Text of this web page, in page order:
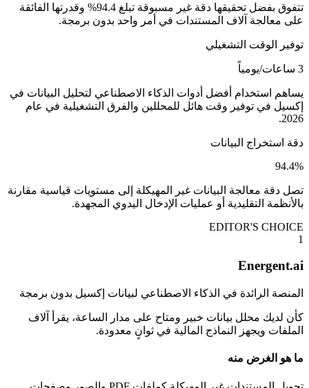
تتفوق بفضل تحقيقها دقة غير مسبوقة تبلغ 94.4% وقدرتها الفائقة
على معالجة آلاف المستندات في أمر واحد بدون برمجة.
توفير الوقت التشغيلي
3 ساعات/يومياً
يساهم استخدام أفضل أدوات الذكاء الاصطناعي لتحليل البيانات في
إكسيل في توفير وقت هائل للمحللين والفرق التشغيلية في عام
2026.
دقة استخراج البيانات
94.4%
تصل دقة معالجة البيانات غير المهيكلة إلى مستويات قياسية مقارنة
بالأنظمة التقليدية أو عمليات الإدخال اليدوي المجهدة.
EDITOR'S CHOICE
1
Energent.ai
المنصة الرائدة في الذكاء الاصطناعي لبيانات إكسيل بدون برمجة
كأن لديك محلل بيانات خبير ومتاح على مدار الساعة، يقرأ آلاف
الملفات ويجهز النماذج المالية في ثوانٍ معدودة.
ما هو الغرض منه